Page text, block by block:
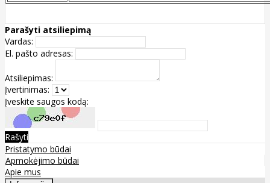
Parašyti atsiliepimą
Vardas:
El. pašto adresas:
Atsiliepimas:
Įvertinimas:
Įveskite saugos kodą:
Rašyti
Pristatymo būdai
Apmokėjimo būdai
Apie mus